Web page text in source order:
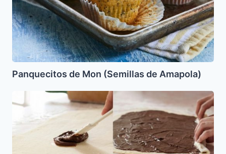
Panquecitos de Mon (Semillas de Amapola)
Trenzar
una
Babka